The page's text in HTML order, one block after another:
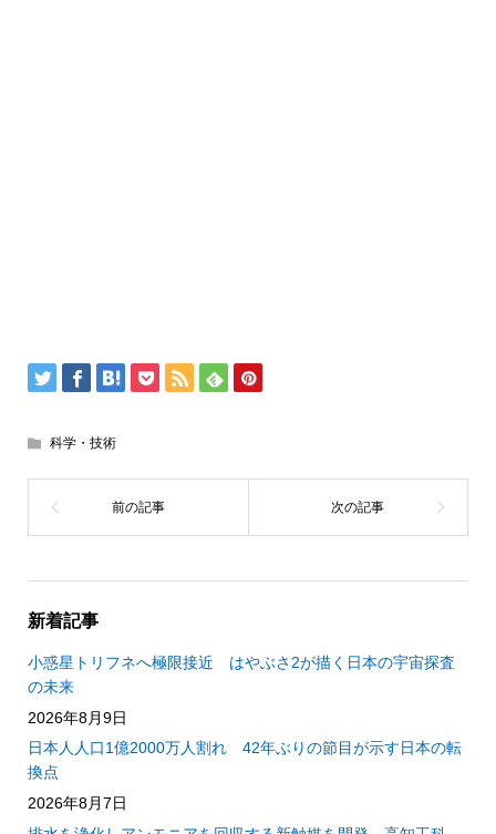
科学・技術
新着記事
小惑星トリフネへ極限接近 はやぶさ2が描く日本の宇宙探査
の未来
2026年8月9日
日本人人口1億2000万人割れ 42年ぶりの節目が示す日本の転
換点
2026年8月7日